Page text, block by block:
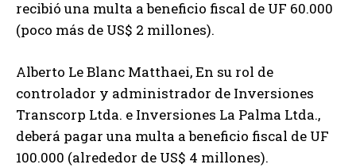
recibió una multa a beneficio fiscal de UF 60.000
(poco más de US$ 2 millones).
Alberto Le Blanc Matthaei, En su rol de
controlador y administrador de Inversiones
Transcorp Ltda. e Inversiones La Palma Ltda.,
deberá pagar una multa a beneficio fiscal de UF
100.000 (alrededor de US$ 4 millones).